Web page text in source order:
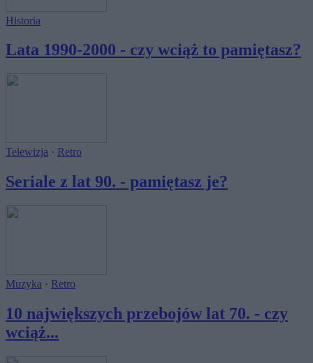
Historia
Lata 1990-2000 - czy wciąż to pamiętasz?
Telewizja · Retro
Seriale z lat 90. - pamiętasz je?
Muzyka · Retro
10 największych przebojów lat 70. - czy
wciąż...